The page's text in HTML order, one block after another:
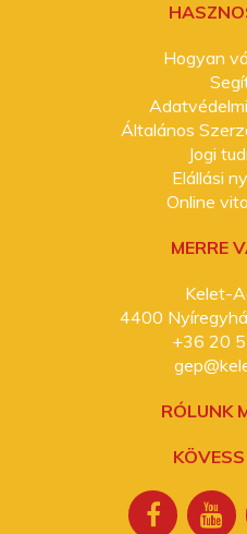
Hogyan
Általános
Jogi
Elállási
Online
MERRE
Kelet-
4400
+36 20
RÓLUNK